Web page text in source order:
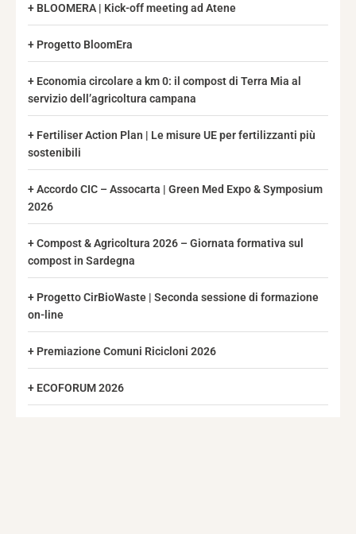
BLOOMERA | Kick-off meeting ad Atene
Progetto BloomEra
Economia circolare a km 0: il compost di Terra Mia al
servizio dell’agricoltura campana
Fertiliser Action Plan | Le misure UE per fertilizzanti più
sostenibili
Accordo CIC – Assocarta | Green Med Expo & Symposium
2026
Compost & Agricoltura 2026 – Giornata formativa sul
compost in Sardegna
Progetto CirBioWaste | Seconda sessione di formazione
on-line
Premiazione Comuni Ricicloni 2026
ECOFORUM 2026